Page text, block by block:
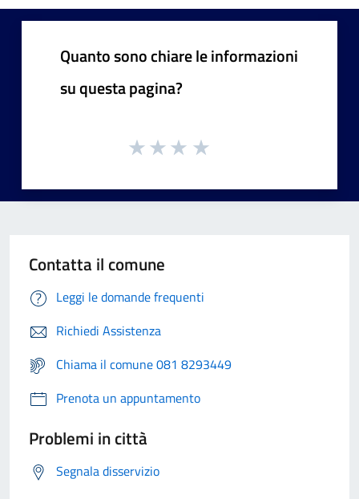
Quanto sono chiare le informazioni
su questa pagina?
Contatta il comune
Leggi le domande frequenti
Richiedi Assistenza
Chiama il comune 081 8293449
Prenota un appuntamento
Problemi in città
Segnala disservizio